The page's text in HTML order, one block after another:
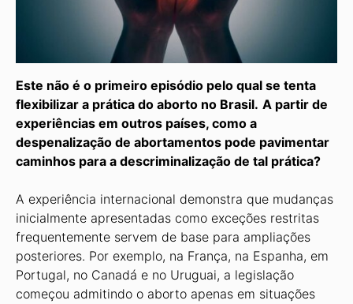
Este não é o primeiro episódio pelo qual se tenta
flexibilizar a prática do aborto no Brasil. A partir de
experiências em outros países, como a
despenalização de abortamentos pode pavimentar
caminhos para a descriminalização de tal prática?
A experiência internacional demonstra que mudanças
inicialmente apresentadas como exceções restritas
frequentemente servem de base para ampliações
posteriores. Por exemplo, na França, na Espanha, em
Portugal, no Canadá e no Uruguai, a legislação
começou admitindo o aborto apenas em situações